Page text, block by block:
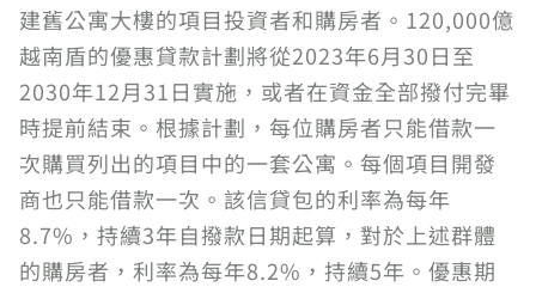
建舊公寓大樓的項目投資者和購房者。120,000億
越南盾的優惠貸款計劃將從2023年6月30日至
2030年12月31日實施，或者在資金全部撥付完畢
時提前結束。根據計劃，每位購房者只能借款一
次購買列出的項目中的一套公寓。每個項目開發
商也只能借款一次。該信貸包的利率為每年
8.7%，持續3年自撥款日期起算，對於上述群體
的購房者，利率為每年8.2%，持續5年。優惠期